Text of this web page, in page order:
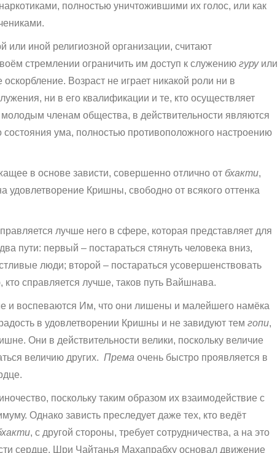
полностью уничтожившими их голос, или как
или иной религиозной организации, считают
стремлении ограничить им доступ к служению гуруили
Возраст не играет никакой роли ни в
ни в его квалификации и те, кто осуществляет
членам общества, в действительности являются
состояния ума, полностью противоположного настроению
в основе зависти, совершенно отлично от бхакти,
удовлетворение Кришны, свободно от всякого оттенка
лучше него в сфере, которая представляет для
пути: первый – постараться стянуть человека вниз,
люди; второй – постараться усовершенствовать
кто справляется лучше, таков путь Вайшнава.
и воспеваются Им, что они лишены и малейшего намёка
в удовлетворении Кришны и не завидуют тем гопи,
Они в действительности велики, поскольку величие
величию других. Према очень быстро проявляется в
поскольку таким образом их взаимодействие с
Однако зависть преследует даже тех, кто ведёт
, с другой стороны, требует сотрудничества, а на это
сердце. Шри Чайтанья Махапрабху основал движение